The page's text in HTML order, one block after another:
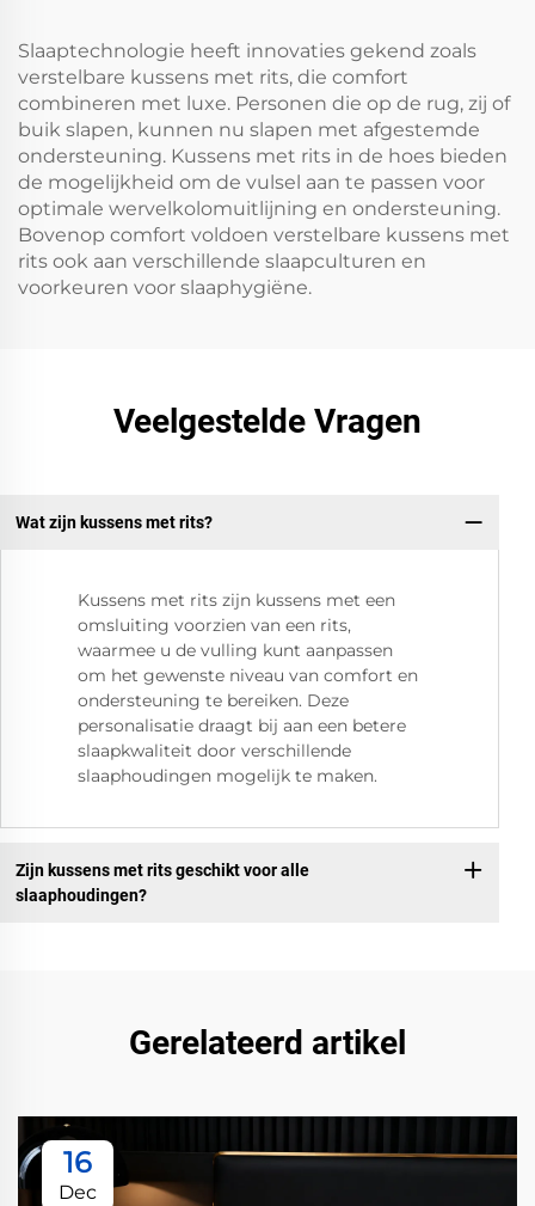
Slaaptechnologie heeft innovaties gekend zoals
verstelbare kussens met rits, die comfort
combineren met luxe. Personen die op de rug, zij of
buik slapen, kunnen nu slapen met afgestemde
ondersteuning. Kussens met rits in de hoes bieden
de mogelijkheid om de vulsel aan te passen voor
optimale wervelkolomuitlijning en ondersteuning.
Bovenop comfort voldoen verstelbare kussens met
rits ook aan verschillende slaapculturen en
voorkeuren voor slaaphygiëne.
Veelgestelde Vragen
Wat zijn kussens met rits?
Kussens met rits zijn kussens met een
omsluiting voorzien van een rits,
waarmee u de vulling kunt aanpassen
om het gewenste niveau van comfort en
ondersteuning te bereiken. Deze
personalisatie draagt bij aan een betere
slaapkwaliteit door verschillende
slaaphoudingen mogelijk te maken.
Zijn kussens met rits geschikt voor alle
slaaphoudingen?
Gerelateerd artikel
16
Dec